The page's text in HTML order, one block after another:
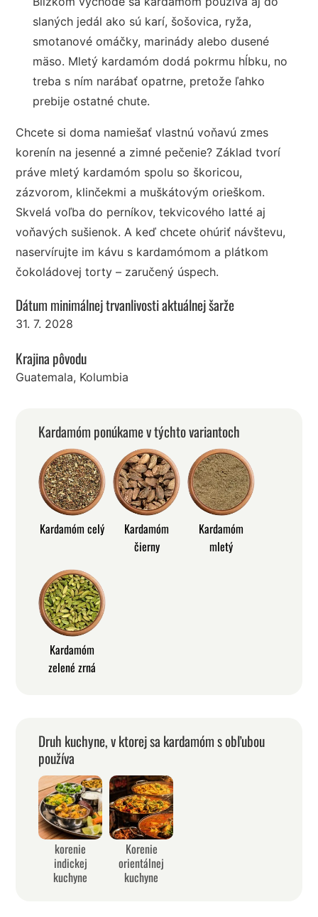
slaných jedál ako sú karí, šošovica, ryža,
smotanové omáčky, marinády alebo dusené
mäso. Mletý kardamóm dodá pokrmu hĺbku, no
treba s ním narábať opatrne, pretože ľahko
prebije ostatné chute.
Chcete si doma namiešať vlastnú voňavú zmes
korenín na jesenné a zimné pečenie? Základ tvorí
práve mletý kardamóm spolu so škoricou,
zázvorom, klinčekmi a muškátovým orieškom.
Skvelá voľba do perníkov, tekvicového latté aj
voňavých sušienok. A keď chcete ohúriť návštevu,
naservírujte im kávu s kardamómom a plátkom
čokoládovej torty – zaručený úspech.
Dátum minimálnej trvanlivosti aktuálnej šarže
31. 7. 2028
Krajina pôvodu
Guatemala, Kolumbia
Kardamóm ponúkame v týchto variantoch
Kardamóm celý
Kardamóm
čierny
Kardamóm
mletý
Kardamóm
zelené zrná
Druh kuchyne, v ktorej sa kardamóm s obľubou
používa
korenie
indickej
kuchyne
Korenie
orientálnej
kuchyne